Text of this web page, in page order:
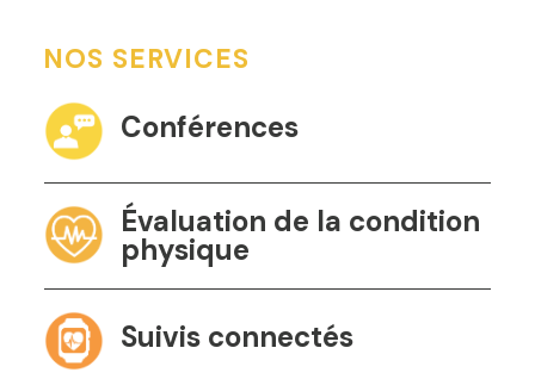
NOS SERVICES
Conférences
Évaluation de la condition
physique
Suivis connectés